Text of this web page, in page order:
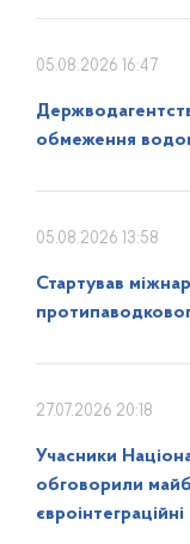
05.08.2026 16:47
обмеження
05.08.2026 13:58
Стартував
27.07.2026 20:18
Учасники
обговорили